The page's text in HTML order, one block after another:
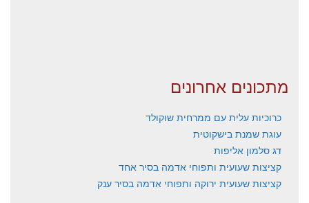
מתכונים אחרונים
כרוכיות עלית עם ממרחית שוקולד
עוגת שמנת בישקוטית
דג סלמון אליפות
קציצות שעועית ותפוחי אדמה בסיר אחד
קציצות שעועית ירוקה ותפוחי אדמה בסיר ענק